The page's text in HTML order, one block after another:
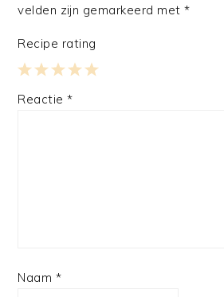
velden zijn gemarkeerd met*
Recipe rating
4
3
2
1
Reactie*
Naam *